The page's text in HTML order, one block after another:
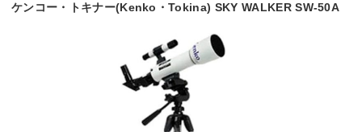
ケンコー・トキナー(Kenko・Tokina) SKY WALKER SW-50A